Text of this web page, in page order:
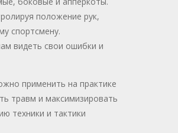
положение рук,
спортсмену.
видеть свои ошибки и
применить на практике
травм и максимизировать
техники и тактики